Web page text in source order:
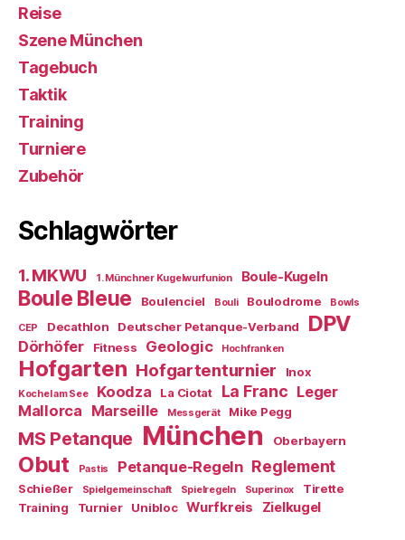
Reise
Szene München
Tagebuch
Taktik
Training
Turniere
Zubehör
Schlagwörter
1. MKWU 1. Münchner Kugelwurfunion Boule-Kugeln
Boule Bleue Boulenciel Bouli Boulodrome Bowls
CEP Decathlon Deutscher Petanque-Verband DPV
Dörhöfer Fitness Geologic Hochfranken
Hofgarten Hofgartenturnier Inox
Kochel am See Koodza La Ciotat La Franc Leger
Mallorca Marseille Messgerät Mike Pegg
MS Petanque München Oberbayern
Obut Pastis Petanque-Regeln Reglement
Schießer Spielgemeinschaft Spielregeln Superinox
Tirette
Training
Turnier Unibloc Wurfkreis Zielkugel